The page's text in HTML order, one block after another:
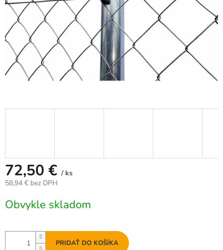
72,50 € / ks
58,94 € bez DPH
cena:
Obvykle skladom
PRIDAŤ DO KOŠÍKA